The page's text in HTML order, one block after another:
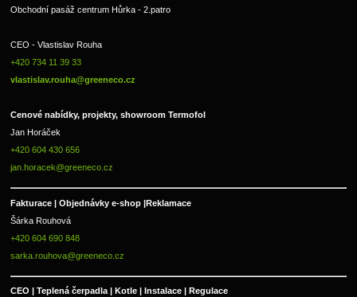
Obchodní pasáž centrum Hůrka - 2.patro
CEO - Vlastislav Rouha
+420 734 11 39 33
vlastislav.rouha@greeneco.cz
Cenové nabídky, projekty, showroom Termofol
Jan Horáček
+420 604 430 656
jan.horacek@greeneco.cz
Fakturace | Objednávky e-shop |Reklamace
Šárka Rouhová
+420 604 690 848
sarka.rouhova@greeneco.cz
CEO | Teplená čerpadla | Kotle | Instalace | Regulace